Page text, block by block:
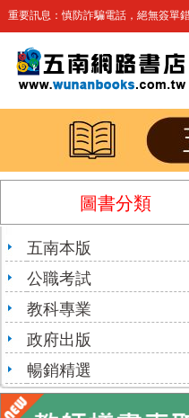
重要訊息：慎防詐騙電話，絕無簽單
圖書分類
五南本版
公職考試
教科專業
政府出版
暢銷精選